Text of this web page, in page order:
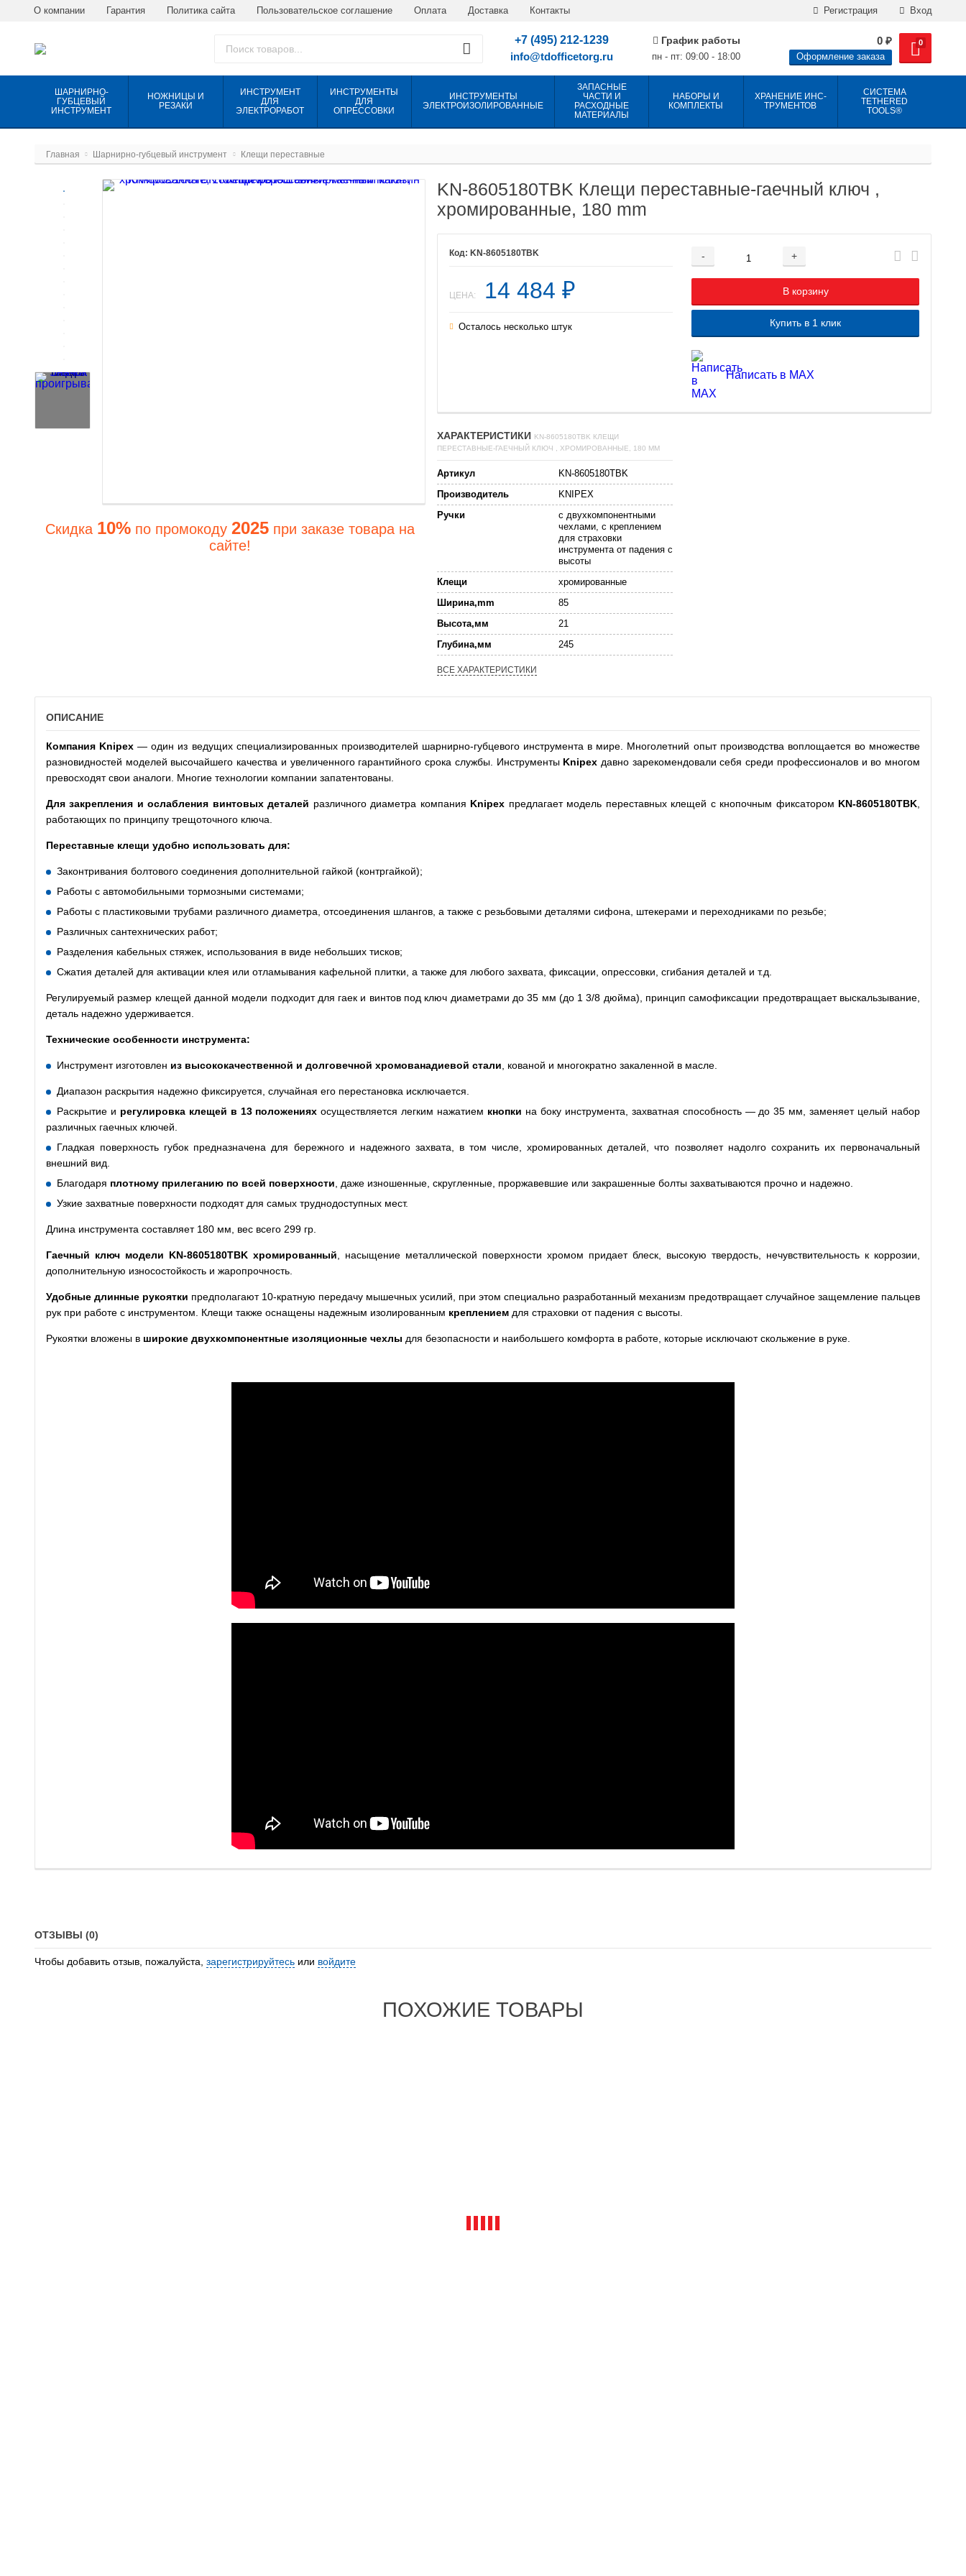
О компании Гарантия Политика сайта Пользовательское соглашение Оплата Доставка Контакты Регистрация Вход
+7 (495) 212-1239
info@tdofficetorg.ru
График работы
пн - пт: 09:00 - 18:00
0
0 ₽
Оформление заказа
ШАРНИРНО-
ГУБЦЕВЫЙ
ИНСТРУМЕНТ
НОЖНИЦЫ И
РЕЗАКИ
ИНСТРУМЕНТ
ДЛЯ
ЭЛЕКТРОРАБОТ
ИНСТРУМЕНТЫ
ДЛЯ
ОПРЕССОВКИ
ИНСТРУМЕНТЫ
ЭЛЕКТРОИЗОЛИРОВАННЫЕ
ЗАПАСНЫЕ
ЧАСТИ И
РАСХОДНЫЕ
МАТЕРИАЛЫ
НАБОРЫ И
КОМПЛЕКТЫ
ХРАНЕНИЕ ИНС­
ТРУ­МЕН­ТОВ
СИСТЕМА
TETHERED
TOOLS®
Главная Шарнирно-губцевый инструмент Клещи переставные
Скидка 10% по промокоду 2025 при заказе товара на
сайте!
KN-8605180TBK Клещи переставные-гаечный ключ ,
хромированные, 180 mm
- +
Добавляется...
В корзину
Добавлен
Купить в 1 клик
Написать в MAX
KN-8605180TBK
ЦЕНА: 14 484 ₽
Осталось несколько штук
ХАРАКТЕРИСТИКИ KN-8605180TBK КЛЕЩИ
ПЕРЕСТАВНЫЕ-ГАЕЧНЫЙ КЛЮЧ , ХРОМИРОВАННЫЕ, 180 MM
Артикул
KN-8605180TBK
Производитель
KNIPEX
Ручки
с двухкомпонентными
чехлами, с креплением
для страховки
инструмента от падения с
высоты
Клещи
хромированные
Ширина,mm
85
Высота,мм
21
Глубина,мм
245
ВСЕ ХАРАКТЕРИСТИКИ
ОПИСАНИЕ
Компания Knipex — один из ведущих специализированных производителей шарнирно-губцевого инструмента в мире. Многолетний опыт производства воплощается во множестве
разновидностей моделей высочайшего качества и увеличенного гарантийного срока службы. Инструменты Knipex давно зарекомендовали себя среди профессионалов и во многом
превосходят свои аналоги. Многие технологии компании запатентованы.
Для закрепления и ослабления винтовых деталей различного диаметра компания Knipex предлагает модель переставных клещей с кнопочным фиксатором KN-8605180TBK
работающих по принципу трещоточного ключа.
Переставные клещи удобно использовать для:
Законтривания болтового соединения дополнительной гайкой (контргайкой);
Работы с автомобильными тормозными системами;
Работы с пластиковыми трубами различного диаметра, отсоединения шлангов, а также с резьбовыми деталями сифона, штекерами и переходниками по резьбе;
Различных сантехнических работ;
Разделения кабельных стяжек, использования в виде небольших тисков;
Сжатия деталей для активации клея или отламывания кафельной плитки, а также для любого захвата, фиксации, опрессовки, сгибания деталей и т.д.
Регулируемый размер клещей данной модели подходит для гаек и винтов под ключ диаметрами до 35 мм (до 1 3/8 дюйма), принцип самофиксации предотвращает выскальзывание,
деталь надежно удерживается.
Технические особенности инструмента:
Инструмент изготовлен из высококачественной и долговечной хромованадиевой стали , кованой и многократно закаленной в масле.
Диапазон раскрытия надежно фиксируется, случайная его перестановка исключается.
Раскрытие и регулировка клещей в 13 положениях осуществляется легким нажатием кнопки на боку инструмента, захватная способность — до 35 мм, заменяет целый набор
различных гаечных ключей.
Гладкая поверхность губок предназначена для бережного и надежного захвата, в том числе, хромированных деталей, что позволяет надолго сохранить их первоначальный
внешний вид.
Благодаря плотному прилеганию по всей поверхности , даже изношенные, скругленные, проржавевшие или закрашенные болты захватываются прочно и надежно.
Узкие захватные поверхности подходят для самых труднодоступных мест.
Длина инструмента составляет 180 мм, вес всего 299 гр.
Гаечный ключ модели KN-8605180TBK хромированный , насыщение металлической поверхности хромом придает блеск, высокую твердость, нечувствительность к коррозии,
дополнительную износостойкость и жаропрочность.
Удобные длинные рукоятки предполагают 10-кратную передачу мышечных усилий, при этом специально разработанный механизм предотвращает случайное защемление пальцев
рук при работе с инструментом. Клещи также оснащены надежным изолированным креплением для страховки от падения с высоты.
Рукоятки вложены в широкие двухкомпонентные изоляционные чехлы для безопасности и наибольшего комфорта в работе, которые исключают скольжение в руке.
ОТЗЫВЫ (0)
Чтобы добавить отзыв, пожалуйста, зарегистрируйтесь или войдите
ПОХОЖИЕ ТОВАРЫ